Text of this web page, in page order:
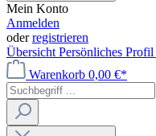
Mein Konto
Anmelden
oderregistrieren
Übersicht Persönliches Profil
Warenkorb 0,00 €*